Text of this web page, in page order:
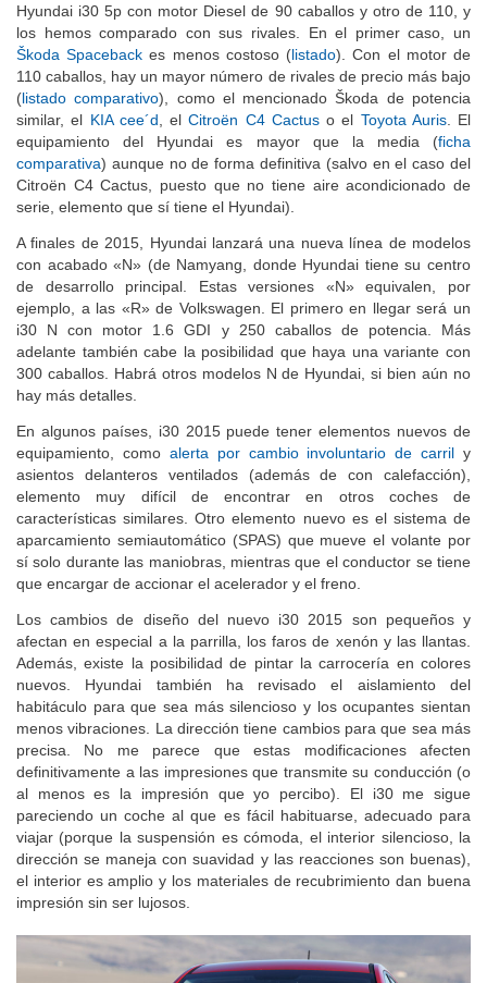
Hyundai i30 5p con motor Diesel de 90 caballos y otro de 110, y
los hemos comparado con sus rivales. En el primer caso, un
Škoda Spaceback es menos costoso (listado). Con el motor de
110 caballos, hay un mayor número de rivales de precio más bajo
(listado comparativo), como el mencionado Škoda de potencia
similar, el KIA cee´d , elCitroën C4 Cactuso el Toyota Auris. El
equipamiento del Hyundai es mayor que la media (ficha
comparativa) aunque no de forma definitiva (salvo en el caso del
Citroën C4 Cactus, puesto que no tiene aire acondicionado de
serie, elemento que sí tiene el Hyundai).
Los cambios de diseño del nuevo i30 2015 son pequeños y
afectan en especial a la parrilla, los faros de xenón y las llantas.
Además, existe la posibilidad de pintar la carrocería en colores
nuevos. Hyundai también ha revisado el aislamiento del
habitáculo para que sea más silencioso y los ocupantes sientan
menos vibraciones. La dirección tiene cambios para que sea más
precisa. No me parece que estas modificaciones afecten
definitivamente a las impresiones que transmite su conducción (o
al menos es la impresión que yo percibo). El i30 me sigue
pareciendo un coche al que es fácil habituarse, adecuado para
viajar (porque la suspensión es cómoda, el interior silencioso, la
dirección se maneja con suavidad y las reacciones son buenas),
el interior es amplio y los materiales de recubrimiento dan buena
impresión sin ser lujosos.
A finales de 2015, Hyundai lanzará una nueva línea de modelos
con acabado «N» (de Namyang, donde Hyundai tiene su centro
de desarrollo principal. Estas versiones «N» equivalen, por
ejemplo, a las «R» de Volkswagen. El primero en llegar será un
i30 N con motor 1.6 GDI y 250 caballos de potencia. Más
adelante también cabe la posibilidad que haya una variante con
300 caballos. Habrá otros modelos N de Hyundai, si bien aún no
hay más detalles.
En algunos países, i30 2015 puede tener elementos nuevos de
equipamiento, como alerta por cambio involuntario de carril y
asientos delanteros ventilados (además de con calefacción),
elemento muy difícil de encontrar en otros coches de
características similares. Otro elemento nuevo es el sistema de
aparcamiento semiautomático (SPAS) que mueve el volante por
sí solo durante las maniobras, mientras que el conductor se tiene
que encargar de accionar el acelerador y el freno.